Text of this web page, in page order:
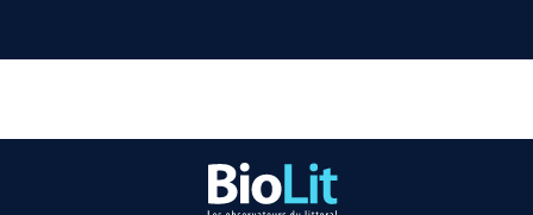
Vous n’êtes pas encore inscrit à Biolit ?